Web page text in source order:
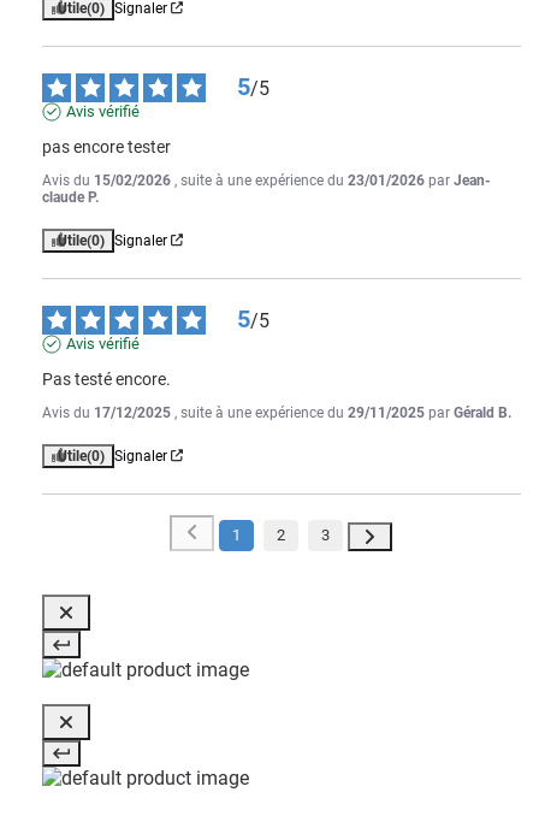
Utile(0) Signaler
5/5
Avis vérifié
pas encore tester
Avis du 15/02/2026 , suite à une expérience du 23/01/2026 par Jean-
claude P.
Utile(0) Signaler
5/5
Avis vérifié
Pas testé encore.
Avis du 17/12/2025 , suite à une expérience du 29/11/2025 par Gérald B.
Utile(0) Signaler
1 2 3